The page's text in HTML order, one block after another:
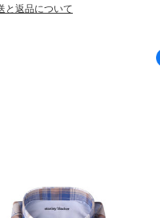
と返品について